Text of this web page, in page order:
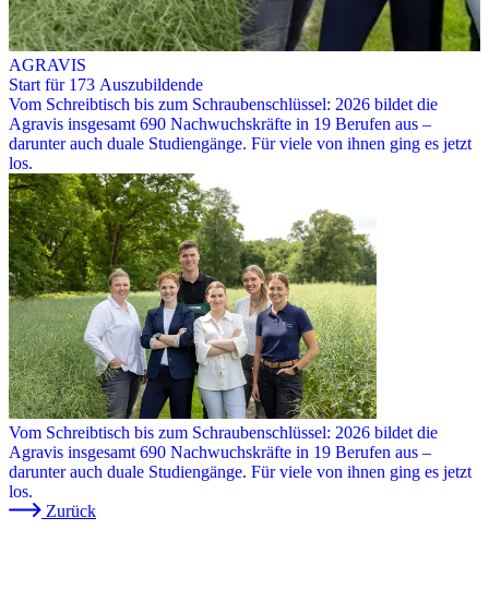
AGRAVIS
Start für 173 Auszubildende
Vom Schreibtisch bis zum Schraubenschlüssel: 2026 bildet die
Agravis insgesamt 690 Nachwuchskräfte in 19 Berufen aus –
darunter auch duale Studiengänge. Für viele von ihnen ging es jetzt
los.
Vom Schreibtisch bis zum Schraubenschlüssel: 2026 bildet die
Agravis insgesamt 690 Nachwuchskräfte in 19 Berufen aus –
darunter auch duale Studiengänge. Für viele von ihnen ging es jetzt
los.
Zurück